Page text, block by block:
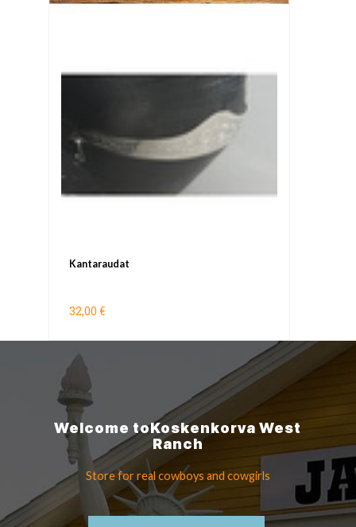
Kantaraudat
32,00 €
Welcome toKoskenkorvaWest
Ranch
Store for real cowboys and cowgirls